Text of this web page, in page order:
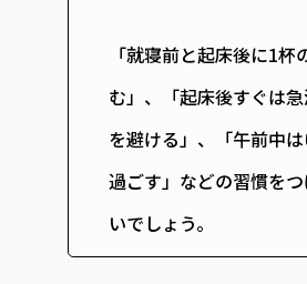
「就寝前と起床後に1杯
む」、「起床後すぐは
を避ける」、「午前中
過ごす」などの習慣を
いでしょう。